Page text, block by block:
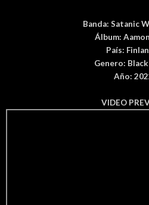
Banda: Satanic
Álbum:
País:
Genero: Black
Año:
VIDEO